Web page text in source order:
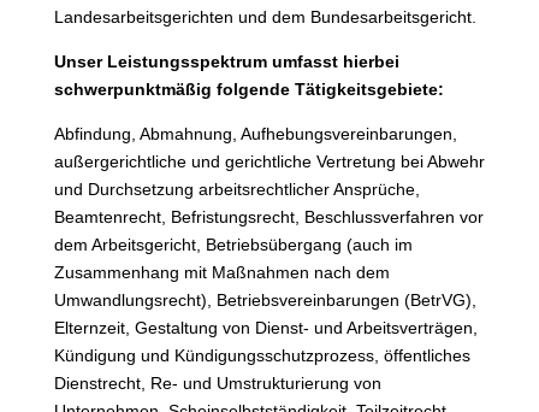
Landesarbeitsgerichten und dem Bundesarbeitsgericht.
Unser Leistungsspektrum umfasst hierbei
schwerpunktmäßig folgende Tätigkeitsgebiete:
Abfindung, Abmahnung, Aufhebungsvereinbarungen,
außergerichtliche und gerichtliche Vertretung bei Abwehr
und Durchsetzung arbeitsrechtlicher Ansprüche,
Beamtenrecht, Befristungsrecht, Beschlussverfahren vor
dem Arbeitsgericht, Betriebsübergang (auch im
Zusammenhang mit Maßnahmen nach dem
Umwandlungsrecht), Betriebsvereinbarungen (BetrVG),
Elternzeit, Gestaltung von Dienst- und Arbeitsverträgen,
Kündigung und Kündigungsschutzprozess, öffentliches
Dienstrecht, Re- und Umstrukturierung von